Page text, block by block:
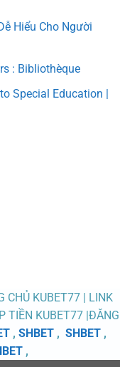
Hiểu Cho Người
: Bibliothèque
Special Education |
CHỦ KUBET77 | LINK
TIỀN KUBET77 |ĐĂNG
, SHBET, SHBET,
,